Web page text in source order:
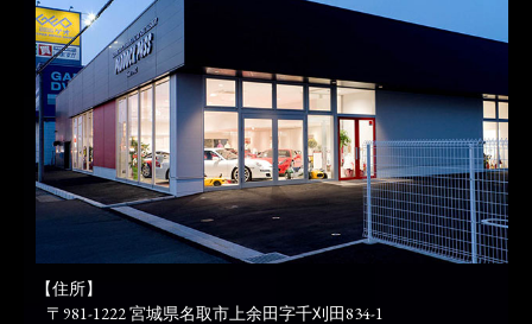
【住所】
〒981-1222 宮城県名取市上余田字千刈田834-1